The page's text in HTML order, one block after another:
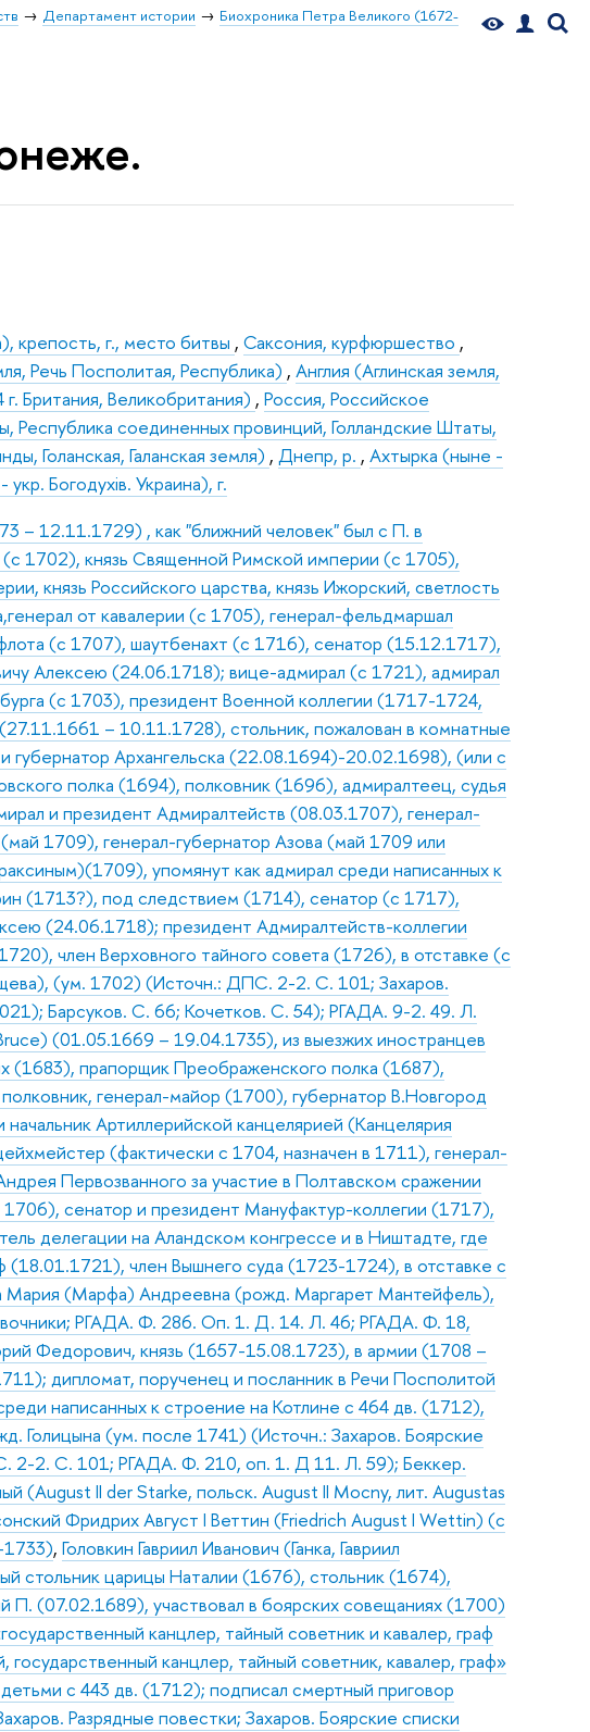
Департамент истории
Биохроника Петра Великого (1672-
крепость, г., место битвы ,Саксония, курфюршество ,
Речь Посполитая, Республика) ,Англия (Аглинская земля,
Британия, Великобритания) ,Россия, Российское
Республика соединенных провинций, Голландские Штаты,
Голанская, Галанская земля) ,Днепр, р. ,Ахтырка (ныне -
Богодухiв. Украина), г.
– 12.11.1729) , как "ближний человек" был с П. в
1702), князь Священной Римской империи (с 1705),
князь Российского царства, князь Ижорский, светлость
от кавалерии (с 1705), генерал-фельдмаршал
(с 1707), шаутбенахт (с 1716), сенатор (15.12.1717),
Алексею (24.06.1718); вице-адмирал (с 1721), адмирал
(с 1703), президент Военной коллегии (1717-1724,
– 10.11.1728), стольник, пожалован в комнатные
губернатор Архангельска (22.08.1694)-20.02.1698), (или с
полка (1694), полковник (1696), адмиралтеец, судья
и президент Адмиралтейств (08.03.1707), генерал-
1709), генерал-губернатор Азова (май 1709 или
упомянут как адмирал среди написанных к
(1713?), под следствием (1714), сенатор (с 1717),
(24.06.1718); президент Адмиралтейств-коллегии
член Верховного тайного совета (1726), в отставке (с
(ум. 1702) (Источн.: ДПС. 2-2. С. 101; Захаров.
Барсуков. С. 66; Кочетков. С. 54); РГАДА. 9-2. 49. Л.
(01.05.1669 – 19.04.1735), из выезжих иностранцев
(1683), прапорщик Преображенского полка (1687),
генерал-майор (1700), губернатор В.Новгород
Артиллерийской канцелярией (Канцелярия
(фактически с 1704, назначен в 1711), генерал-
Первозванного за участие в Полтавском сражении
сенатор и президент Мануфактур-коллегии (1717),
делегации на Аландском конгрессе и в Ништадте, где
член Вышнего суда (1723-1724), в отставке с
(Марфа) Андреевна (рожд. Маргарет Мантейфель),
РГАДА. Ф. 286. Оп. 1. Д. 14. Л. 46; РГАДА. Ф. 18,
Федорович, князь (1657-15.08.1723), в армии (1708 –
дипломат, порученец и посланник в Речи Посполитой
написанных к строение на Котлине с 464 дв. (1712),
Голицына (ум. после 1741) (Источн.: Захаров. Боярские
2-2. С. 101; РГАДА. Ф. 210, оп. 1. Д 11. Л. 59); Беккер.
(August II der Starke, польск. August II Mocny, лит. Augustas
Фридрих Август I Веттин (Friedrich August I Wettin) (с
,Головкин Гавриил Иванович (Ганка, Гавриил
стольник царицы Наталии (1676), стольник (1674),
П. (07.02.1689), участвовал в боярских совещаниях (1700)
канцлер, тайный советник и кавалер, граф
канцлер, тайный советник, кавалер, граф»
с 443 дв. (1712); подписал смертный приговор
Разрядные повестки; Захаров. Боярские списки